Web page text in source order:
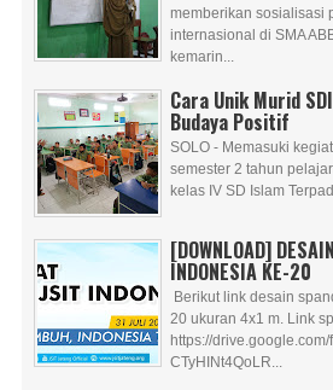
memberikan sosialisasi
internasional di SMA
kemarin...
Cara Unik Murid
Budaya Positif
SOLO - Memasuki
semester 2 tahun
kelas IV SD Islam
[DOWNLOAD]
INDONESIA KE-20
Berikut link desain
20 ukuran 4x1 m. Link
https://
CTyHINt4QoLR...